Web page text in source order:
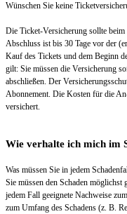
Wünschen Sie keine
Die Ticket-Versicherung sollte
Abschluss ist bis 30 Tage vor der
Kauf des Tickets und dem Beginn
gilt: Sie müssen die Versicherung
abschließen. Der
Abonnement. Die Kosten für die
versichert.
Wie verhalte ich mich im
Was müssen Sie in jedem
Sie müssen den Schaden
jedem Fall geeignete Nachweise
zum Umfang des Schadens (z. B.